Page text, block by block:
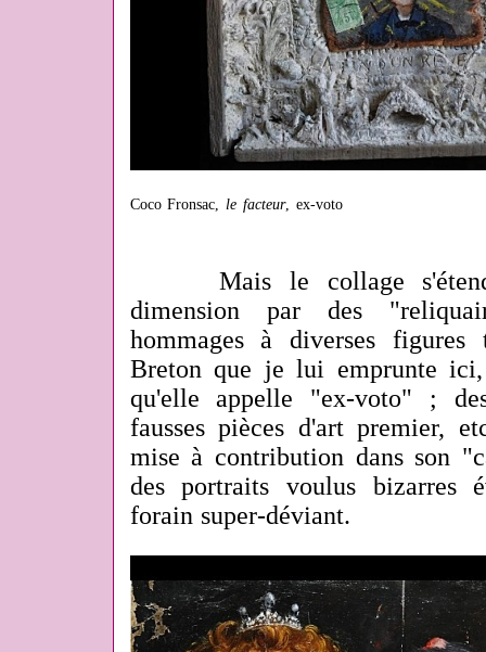
Coco Fronsac, le facteur, ex-voto
Mais le collage s'étend
dimension par des
hommages à diverses
Breton que je lui emprunte
qu'elle appelle "ex-voto" ;
fausses pièces d'art premier,
mise à contribution dans son
des portraits voulus bizarres
forain super-déviant.